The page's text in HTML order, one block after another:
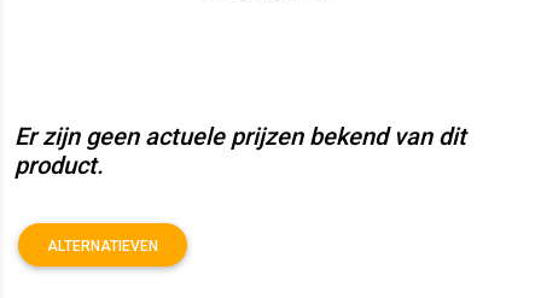
Er zijn geen actuele prijzen bekend van dit
product.
ALTERNATIEVEN